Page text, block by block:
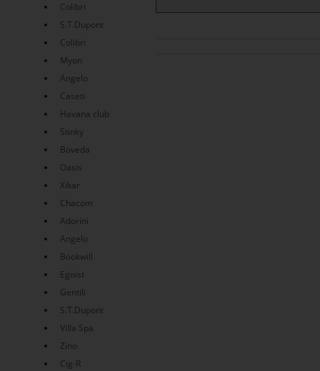
Colibri
S.T.Dupont
Colibri
Myon
Angelo
Caseti
Havana club
Stinky
Boveda
Oasis
Xikar
Chacom
Adorini
Angelo
Bookwill
Egoist
Gentili
S.T.Dupont
Villa Spa
Zino
Cig-R